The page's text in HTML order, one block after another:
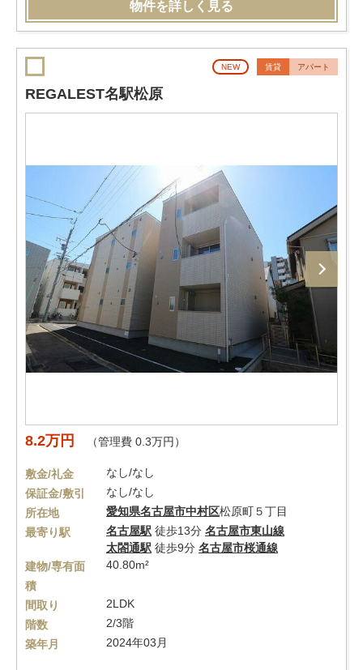
物件を詳しく見る
NEW 賃貸 アパート
REGALEST名駅松原
8.2万円 （管理費 0.3万円）
敷金/礼金
なし/なし
保証金/敷引
なし/なし
所在地
愛知県名古屋市中村区松原町５丁目
最寄り駅
名古屋駅 徒歩13分 名古屋市東山線
太閤通駅 徒歩9分 名古屋市桜通線
建物/専有面
積
40.80m²
間取り
2LDK
階数
2/3階
築年月
2024年03月